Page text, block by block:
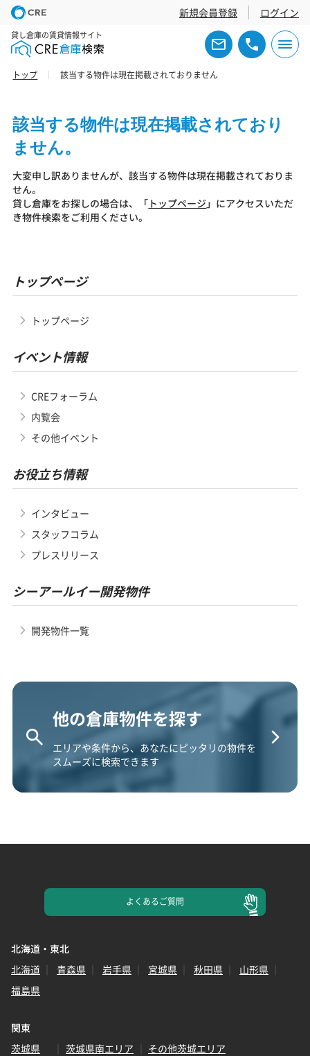
新規会員登録 ログイン
貸し倉庫の賃貸情報サイト
トップ 該当する物件は現在掲載されておりません
該当する物件は現在掲載されており
ません。
大変申し訳ありませんが、該当する物件は現在掲載されておりま
せん。
貸し倉庫をお探しの場合は、「 トップページ 」にアクセスいただ
き物件検索をご利用ください。
トップページ
トップページ
イベント情報
CREフォーラム
内覧会
その他イベント
お役立ち情報
インタビュー
スタッフコラム
プレスリリース
シーアールイー開発物件
開発物件一覧
他の倉庫物件を探す
エリアや条件から、あなたにピッタリの物件を
スムーズに検索できます
よくあるご質問
北海道・東北
北海道
青森県 岩手県 宮城県 秋田県
山形県
福島県
関東
茨城県
茨城県南エリア
その他茨城エリア